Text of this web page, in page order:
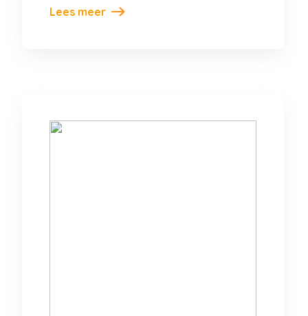
Lees meer